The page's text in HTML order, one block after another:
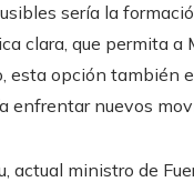
sería la
clara, que permita
esta opción también
enfrentar nuevos
actual ministro de